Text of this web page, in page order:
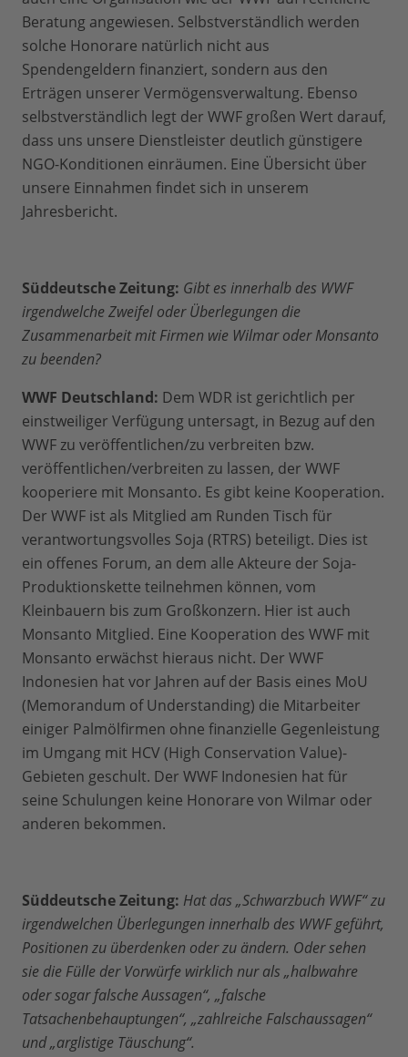
Beratung angewiesen. Selbstverständlich werden
solche Honorare natürlich nicht aus
Spendengeldern finanziert, sondern aus den
Erträgen unserer Vermögensverwaltung. Ebenso
selbstverständlich legt der WWF großen Wert darauf,
dass uns unsere Dienstleister deutlich günstigere
NGO-Konditionen einräumen. Eine Übersicht über
unsere Einnahmen findet sich in unserem
Jahresbericht.
Süddeutsche Zeitung: Gibt es innerhalb des WWF
irgendwelche Zweifel oder Überlegungen die
Zusammenarbeit mit Firmen wie Wilmar oder Monsanto
zu beenden?
WWF Deutschland: Dem WDR ist gerichtlich per
einstweiliger Verfügung untersagt, in Bezug auf den
WWF zu veröffentlichen/zu verbreiten bzw.
veröffentlichen/verbreiten zu lassen, der WWF
kooperiere mit Monsanto. Es gibt keine Kooperation.
Der WWF ist als Mitglied am Runden Tisch für
verantwortungsvolles Soja (RTRS) beteiligt. Dies ist
ein offenes Forum, an dem alle Akteure der Soja-
Produktionskette teilnehmen können, vom
Kleinbauern bis zum Großkonzern. Hier ist auch
Monsanto Mitglied. Eine Kooperation des WWF mit
Monsanto erwächst hieraus nicht. Der WWF
Indonesien hat vor Jahren auf der Basis eines MoU
(Memorandum of Understanding) die Mitarbeiter
einiger Palmölfirmen ohne finanzielle Gegenleistung
im Umgang mit HCV (High Conservation Value)-
Gebieten geschult. Der WWF Indonesien hat für
seine Schulungen keine Honorare von Wilmar oder
anderen bekommen.
Süddeutsche Zeitung: Hat das „Schwarzbuch WWF“ zu
irgendwelchen Überlegungen innerhalb des WWF geführt,
Positionen zu überdenken oder zu ändern. Oder sehen
sie die Fülle der Vorwürfe wirklich nur als „halbwahre
oder sogar falsche Aussagen“, „falsche
Tatsachenbehauptungen“, „zahlreiche Falschaussagen“
und „arglistige Täuschung“.